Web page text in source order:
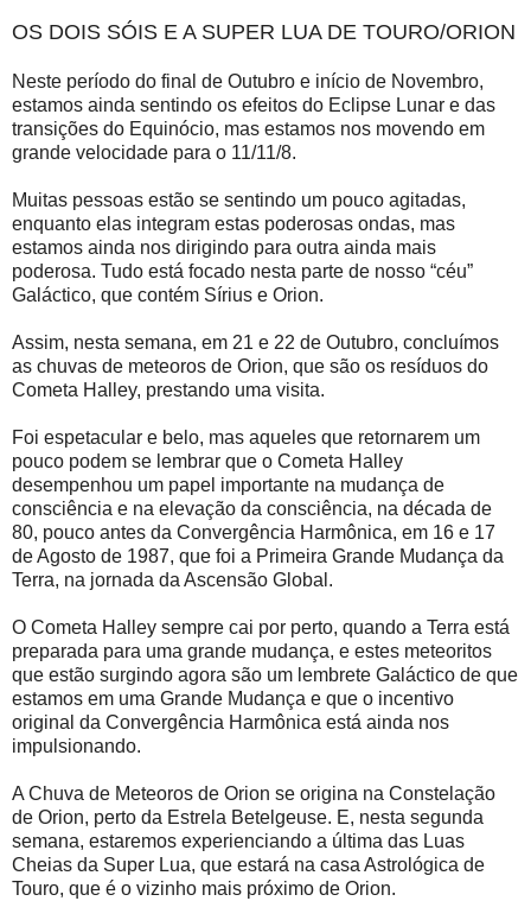
OS DOIS SÓIS E A SUPER LUA DE TOURO/ORION
Neste período do final de Outubro e início de Novembro,
estamos ainda sentindo os efeitos do Eclipse Lunar e das
transições do Equinócio, mas estamos nos movendo em
grande velocidade para o 11/11/8.
Muitas pessoas estão se sentindo um pouco agitadas,
enquanto elas integram estas poderosas ondas, mas
estamos ainda nos dirigindo para outra ainda mais
poderosa. Tudo está focado nesta parte de nosso “céu”
Galáctico, que contém Sírius e Orion.
Assim, nesta semana, em 21 e 22 de Outubro, concluímos
as chuvas de meteoros de Orion, que são os resíduos do
Cometa Halley, prestando uma visita.
Foi espetacular e belo, mas aqueles que retornarem um
pouco podem se lembrar que o Cometa Halley
desempenhou um papel importante na mudança de
consciência e na elevação da consciência, na década de
80, pouco antes da Convergência Harmônica, em 16 e 17
de Agosto de 1987, que foi a Primeira Grande Mudança da
Terra, na jornada da Ascensão Global.
O Cometa Halley sempre cai por perto, quando a Terra está
preparada para uma grande mudança, e estes meteoritos
que estão surgindo agora são um lembrete Galáctico de que
estamos em uma Grande Mudança e que o incentivo
original da Convergência Harmônica está ainda nos
impulsionando.
A Chuva de Meteoros de Orion se origina na Constelação
de Orion, perto da Estrela Betelgeuse. E, nesta segunda
semana, estaremos experienciando a última das Luas
Cheias da Super Lua, que estará na casa Astrológica de
Touro, que é o vizinho mais próximo de Orion.